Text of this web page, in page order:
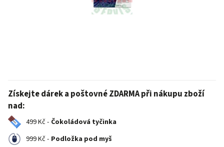
Získejte dárek a poštovné ZDARMA při nákupu zboží
nad:
499 Kč - Čokoládová tyčinka
999 Kč - Podložka pod myš